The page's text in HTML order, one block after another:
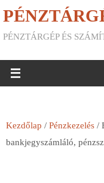
PÉNZTÁRGÉP ÉS
Kezdőlap / Pénzkezelés /
bankjegyszámláló,